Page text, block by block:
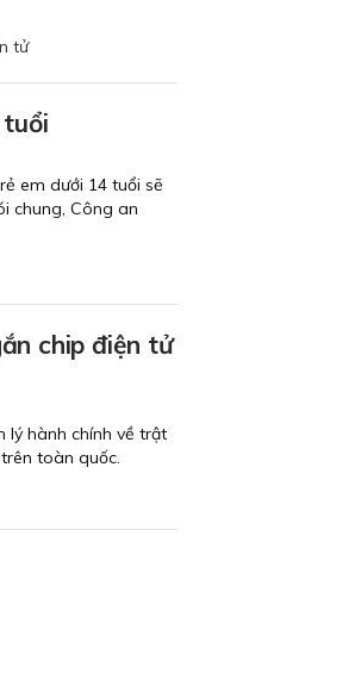
tử
em dưới 14 tuổi sẽ
chung, Công an
chip điện tử
lý hành chính về trật
toàn quốc.